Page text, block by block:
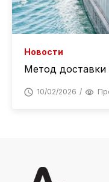
Новости
Метод доставки
10/02/2026